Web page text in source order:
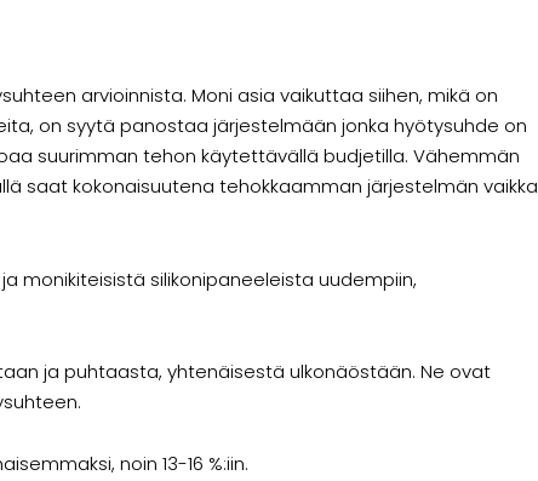
arvioinnista. Moni asia vaikuttaa siihen, mikä on
on syytä panostaa järjestelmään jonka hyötysuhde on
suurimman tehon käytettävällä budjetilla. Vähemmän
saat kokonaisuutena tehokkaamman järjestelmän vaikka
monikiteisistä silikonipaneeleista uudempiin,
ja puhtaasta, yhtenäisestä ulkonäöstään. Ne ovat
noin 13-16 %:iin.